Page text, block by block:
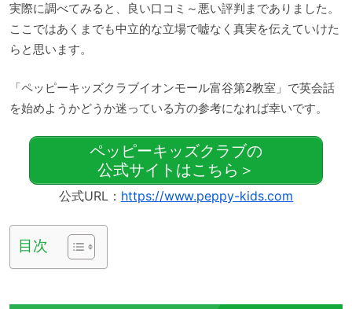
実際に調べてみると、良い口コミ～悪い評判までありました。
ここではあくまでも中立的な立場で嘘なく真実を伝えていけた
らと思います。
「ペッピーキッズクラブイオンモール富谷第2教室」で英会話
を始めようかどうか迷っている方の参考になれば幸いです。
ペッピーキッズクラブの
公式サイトはこちら＞
公式URL： https://www.peppy-kids.com
目次